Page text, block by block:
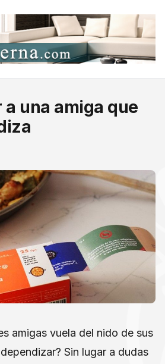
a una amiga que
amigas vuela del nido de sus
Sin lugar a dudas